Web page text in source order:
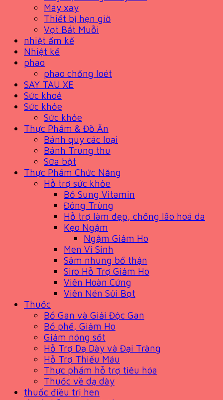
Máy xay
Thiết bị hẹn giờ
Vợt Bắt Muỗi
nhiệt ẩm kế
Nhiệt kế
phao
phao chống loét
SAY TAU XE
Sức khoẻ
Sức khỏe
Sức khỏe
Thực Phẩm & Đồ Ăn
Bánh quy các loại
Bánh Trung thu
Sữa bột
Thực Phẩm Chức Năng
Hỗ trợ sức khỏe
Bổ Sung Vitamin
Đông Trùng
Hỗ trợ làm đẹp, chống lão hoá da
Kẹo Ngậm
Ngậm Giảm Ho
Men Vi Sinh
Sâm nhung bổ thận
Siro Hỗ Trợ Giảm Ho
Viên Hoàn Cứng
Viên Nén Sủi Bọt
Thuốc
Bổ Gan và Giải Độc Gan
Bổ phế, Giảm Ho
Giảm nóng sốt
Hỗ Trợ Dạ Dày và Đại Tràng
Hỗ Trợ Thiếu Máu
Thực phẩm hỗ trợ tiêu hóa
Thuốc về dạ dày
thuốc điều trị hen